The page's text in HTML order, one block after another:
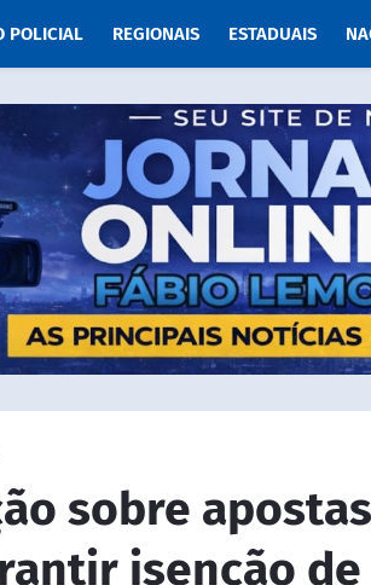
POLICIAL REGIONAIS ESTADUAIS
sobre
isenção de